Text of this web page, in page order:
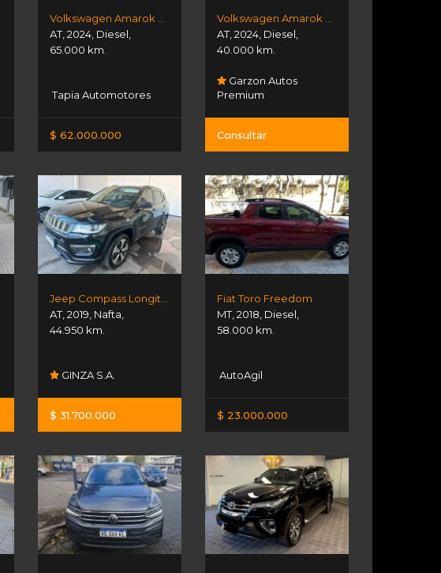
Volkswagen Amarok Extreme 3.0l V6
AT,2024, Diesel,
65.000 km.
Tapia Automotores
$ 62.000.000
Volkswagen Amarok V6
AT,2024, Diesel,
40.000 km.
Garzon Autos
Premium
Consultar
Jeep Compass Longitude
AT,2019, Nafta,
44.950 km.
GINZA S.A.
$ 31.700.000
Fiat Toro Freedom
MT,2018, Diesel,
58.000 km.
AutoAgil
$ 23.000.000